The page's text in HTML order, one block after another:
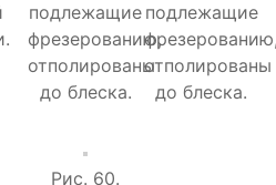
подлежащие
фрезерованию,
отполированы
до блеска.
подлежащие
отполированы
до блеска.
Рис. 60.